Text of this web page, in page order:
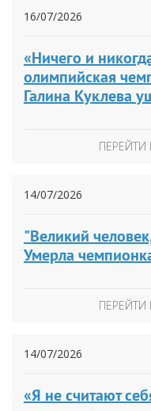
16/07/2026
«Ничего и
олимпийская
Галина Куклева
ПЕРЕЙТИ
14/07/2026
"Великий
Умерла
ПЕРЕЙТИ
14/07/2026
«Я не считают